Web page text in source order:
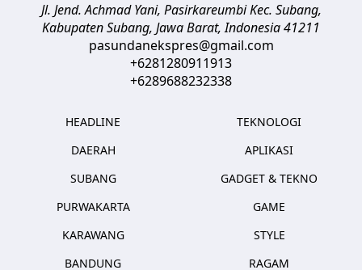
Jl. Jend. Achmad Yani, Pasirkareumbi Kec. Subang,
Kabupaten Subang, Jawa Barat,Indonesia41211
pasundanekspres@gmail.com
+6281280911913
+6289688232338
HEADLINE
DAERAH
SUBANG
PURWAKARTA
KARAWANG
BANDUNG
TEKNOLOGI
APLIKASI
GADGET & TEKNO
GAME
STYLE
RAGAM